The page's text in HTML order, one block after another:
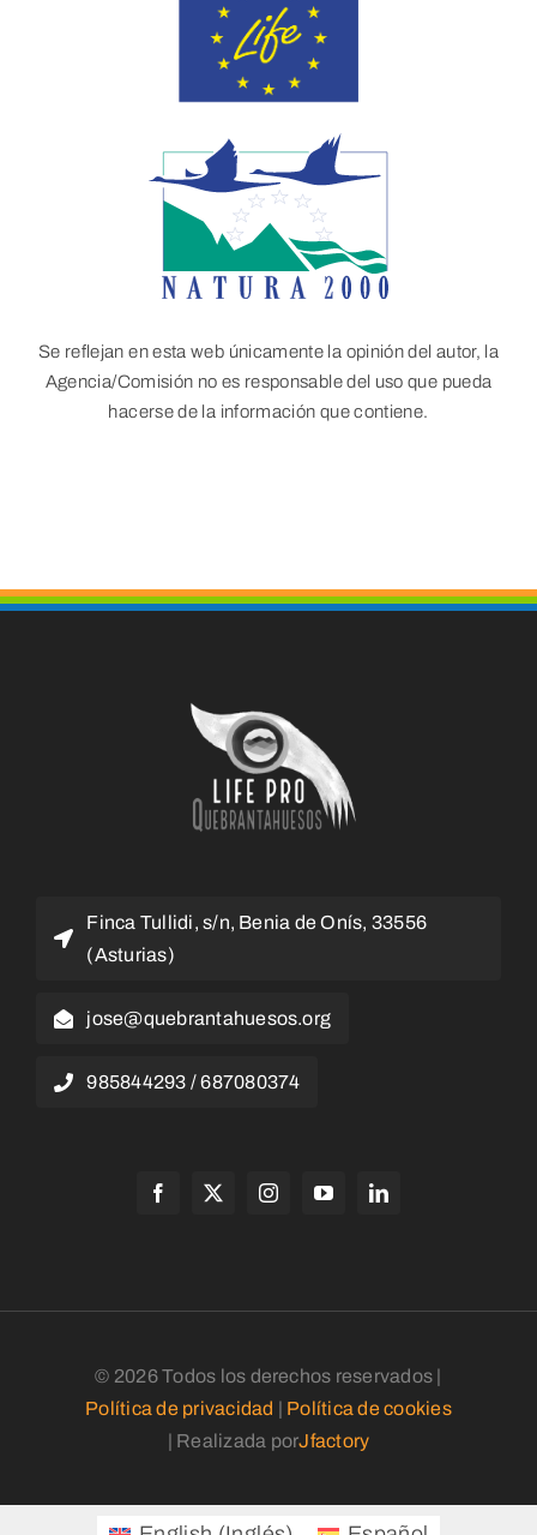
Se reflejan en esta web únicamente la opinión del autor, la
Agencia/Comisión no es responsable del uso que pueda
hacerse de la información que contiene.
Finca Tullidi, s/n, Benia de Onís, 33556
(Asturias)
jose@quebrantahuesos.org
985844293 / 687080374
© 2026 Todos los derechos reservados |
Política de privacidad | Política de cookies
| Realizada porJfactory